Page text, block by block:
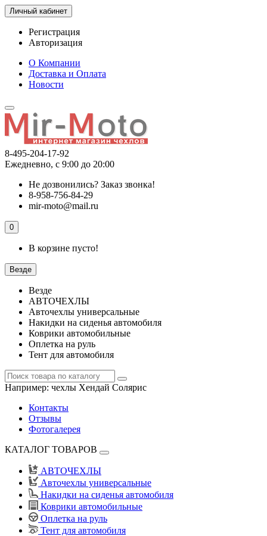
Личный кабинет
Регистрация
Авторизация
О Компании
Доставка и Оплата
Новости
8-495-204-17-92
Ежедневно, с 9:00 до 20:00
Не дозвонились? Заказ звонка!
8-958-756-84-29
mir-moto@mail.ru
0
В корзине пусто!
Везде
Везде
АВТОЧЕХЛЫ
Авточехлы универсальные
Накидки на сиденья автомобиля
Коврики автомобильные
Оплетка на руль
Тент для автомобиля
Например: чехлы Хендай Солярис
Контакты
Отзывы
Фотогалерея
КАТАЛОГ ТОВАРОВ
АВТОЧЕХЛЫ
Авточехлы универсальные
Накидки на сиденья автомобиля
Коврики автомобильные
Оплетка на руль
Тент для автомобиля